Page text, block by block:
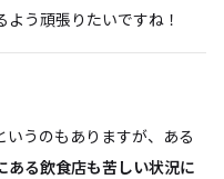
う頑張りたいですね！
うのもありますが、ある
ある飲食店も苦しい状況に